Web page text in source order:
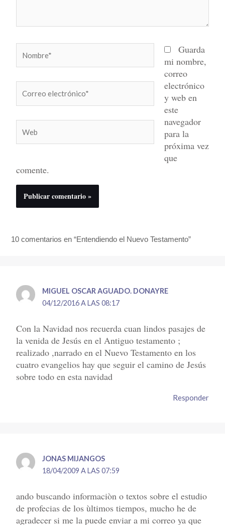
electrónico*
Guarda
mi nombre,
correo
electrónico
y web en
este
navegador
para la
próxima vez
que
comente.
10 comentarios en “Entendiendo el Nuevo Testamento”
MIGUEL OSCAR AGUADO. DONAYRE
04/12/2016 A LAS 08:17
Con la Navidad nos recuerda cuan lindos pasajes de
la venida de Jesús en el Antiguo testamento ;
realizado ,narrado en el Nuevo Testamento en los
cuatro evangelios hay que seguir el camino de Jesús
sobre todo en esta navidad
Responder
JONAS MIJANGOS
18/04/2009 A LAS 07:59
ando buscando informaciòn o textos sobre el estudio
de profecias de los ùltimos tiempos, mucho he de
agradecer si me la puede enviar a mi correo ya que